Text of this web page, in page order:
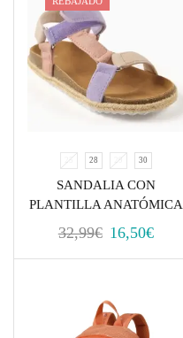
28 30
SANDALIA CON
PLANTILLA ANATÓMICA
32,99€ 16,50€